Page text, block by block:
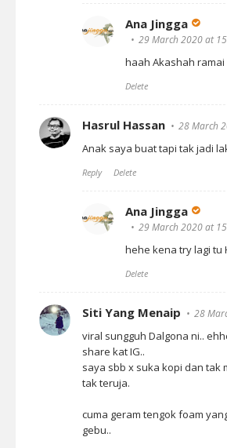
Ana Jingga
29 March 2020 at
haah Akashah ramai
Delete
Hasrul Hassan 28 March
Anak saya buat tapi tak jadi
Reply Delete
Ana Jingga
29 March 2020 at
hehe kena try lagi tu
Delete
Siti Yang Menaip 28
viral sungguh Dalgona ni..
share kat IG..
saya sbb x suka kopi dan tak
tak teruja.
cuma geram tengok foam
gebu..